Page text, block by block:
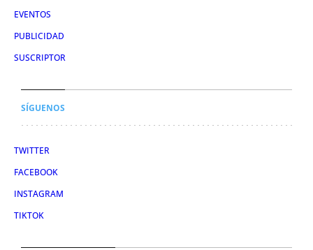
EVENTOS
PUBLICIDAD
SUSCRIPTOR
SÍGUENOS
TWITTER
FACEBOOK
INSTAGRAM
TIKTOK